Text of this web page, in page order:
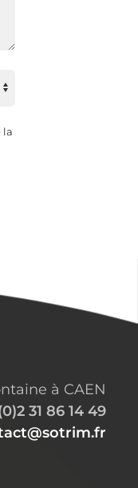
la
à CAEN
31 86 14 49